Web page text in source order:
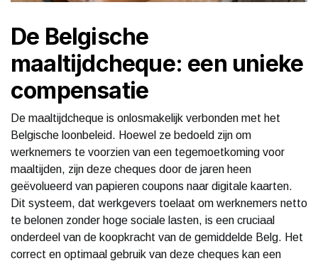
De Belgische
maaltijdcheque: een unieke
compensatie
De maaltijdcheque is onlosmakelijk verbonden met het
Belgische loonbeleid. Hoewel ze bedoeld zijn om
werknemers te voorzien van een tegemoetkoming voor
maaltijden, zijn deze cheques door de jaren heen
geëvolueerd van papieren coupons naar digitale kaarten.
Dit systeem, dat werkgevers toelaat om werknemers netto
te belonen zonder hoge sociale lasten, is een cruciaal
onderdeel van de koopkracht van de gemiddelde Belg. Het
correct en optimaal gebruik van deze cheques kan een